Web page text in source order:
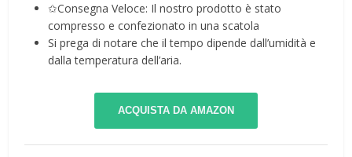
✩Consegna Veloce: Il nostro prodotto è stato
compresso e confezionato in una scatola
Si prega di notare che il tempo dipende dall’umidità e
dalla temperatura dell’aria.
ACQUISTA DA AMAZON